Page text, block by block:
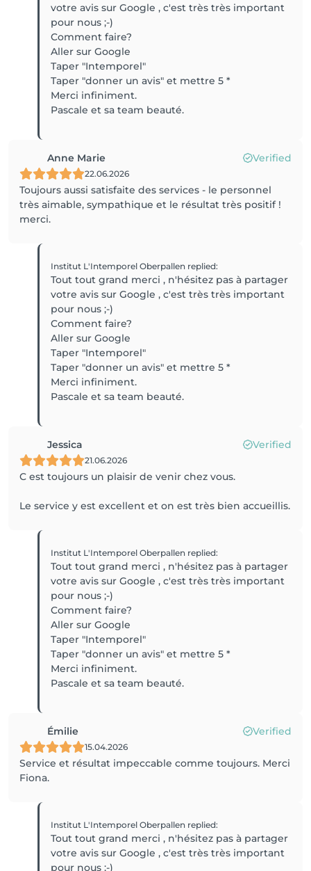
votre avis sur Google , c'est très très important
pour nous ;-)
Comment faire?
Aller sur Google
Taper "Intemporel"
Taper "donner un avis" et mettre 5 *
Merci infiniment.
Pascale et sa team beauté.
Anne Marie Verified
22.06.2026
Toujours aussi satisfaite des services - le personnel
très aimable, sympathique et le résultat très positif !
merci.
Institut L'Intemporel Oberpallen replied:
Tout tout grand merci , n'hésitez pas à partager
votre avis sur Google , c'est très très important
pour nous ;-)
Comment faire?
Aller sur Google
Taper "Intemporel"
Taper "donner un avis" et mettre 5 *
Merci infiniment.
Pascale et sa team beauté.
Jessica Verified
21.06.2026
C est toujours un plaisir de venir chez vous.
Le service y est excellent et on est très bien accueillis.
Institut L'Intemporel Oberpallen replied:
Tout tout grand merci , n'hésitez pas à partager
votre avis sur Google , c'est très très important
pour nous ;-)
Comment faire?
Aller sur Google
Taper "Intemporel"
Taper "donner un avis" et mettre 5 *
Merci infiniment.
Pascale et sa team beauté.
Émilie Verified
15.04.2026
Service et résultat impeccable comme toujours. Merci
Fiona.
Institut L'Intemporel Oberpallen replied:
Tout tout grand merci , n'hésitez pas à partager
votre avis sur Google , c'est très très important
pour nous ;-)